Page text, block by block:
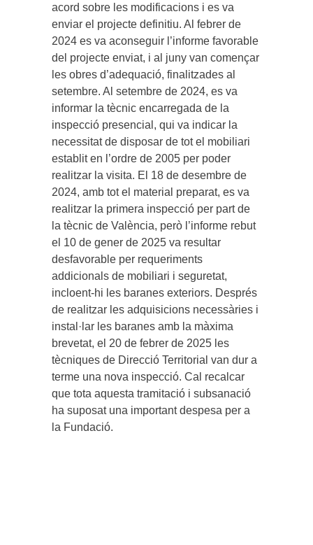
acord sobre les modificacions i es va
enviar el projecte definitiu. Al febrer de
2024 es va aconseguir l’informe favorable
del projecte enviat, i al juny van començar
les obres d’adequació, finalitzades al
setembre. Al setembre de 2024, es va
informar la tècnic encarregada de la
inspecció presencial, qui va indicar la
necessitat de disposar de tot el mobiliari
establit en l’ordre de 2005 per poder
realitzar la visita. El 18 de desembre de
2024, amb tot el material preparat, es va
realitzar la primera inspecció per part de
la tècnic de València, però l’informe rebut
el 10 de gener de 2025 va resultar
desfavorable per requeriments
addicionals de mobiliari i seguretat,
incloent-hi les baranes exteriors. Després
de realitzar les adquisicions necessàries i
instal·lar les baranes amb la màxima
brevetat, el 20 de febrer de 2025 les
tècniques de Direcció Territorial van dur a
terme una nova inspecció. Cal recalcar
que tota aquesta tramitació i subsanació
ha suposat una important despesa per a
la Fundació.